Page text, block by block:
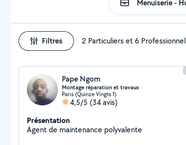
Filtres 2 Particuliers et 6
Pape Ngom
Montage réparation et travaux
Paris (Quinze Vingts 1)
4,5/5 (34 avis)
Présentation
Agent de maintenance polyvalente